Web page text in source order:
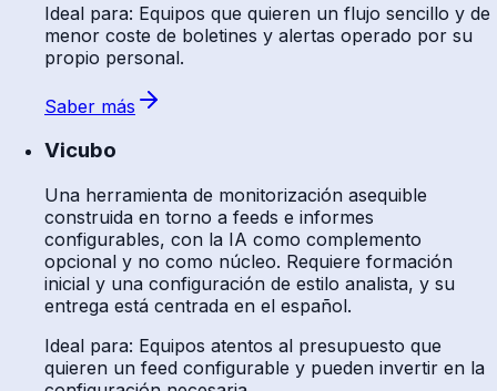
Ideal para: Equipos que quieren un flujo sencillo y de
menor coste de boletines y alertas operado por su
propio personal.
Saber más
Vicubo
Una herramienta de monitorización asequible
construida en torno a feeds e informes
configurables, con la IA como complemento
opcional y no como núcleo. Requiere formación
inicial y una configuración de estilo analista, y su
entrega está centrada en el español.
Ideal para: Equipos atentos al presupuesto que
quieren un feed configurable y pueden invertir en la